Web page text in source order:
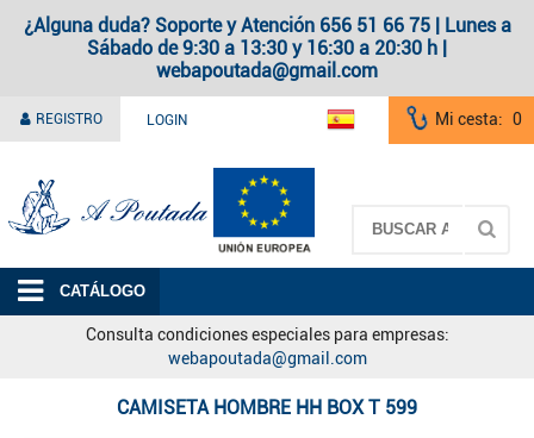
¿Alguna duda? Soporte y Atención 656 51 66 75 | Lunes a
Sábado de 9:30 a 13:30 y 16:30 a 20:30 h |
webapoutada@gmail.com
REGISTRO LOGIN Mi cesta: 0
CATÁLOGO
Consulta condiciones especiales para empresas:
webapoutada@gmail.com
CAMISETA HOMBRE HH BOX T 599